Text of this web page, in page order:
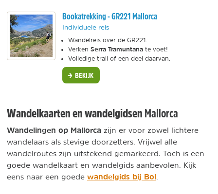
Bookatrekking - GR221 Mallorca
Individuele reis
Wandelreis over de GR221.
Verken Serra Tramuntana te voet!
Volledige trail of een deel daarvan.
BEKIJK
Wandelkaarten en wandelgidsen Mallorca
Wandelingen op Mallorca zijn er voor zowel lichtere
wandelaars als stevige doorzetters. Vrijwel alle
wandelroutes zijn uitstekend gemarkeerd. Toch is een
goede wandelkaart en wandelgids aanbevolen. Kijk
eens naar een goede wandelgids bij Bol.